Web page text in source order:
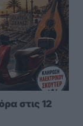
στις 12